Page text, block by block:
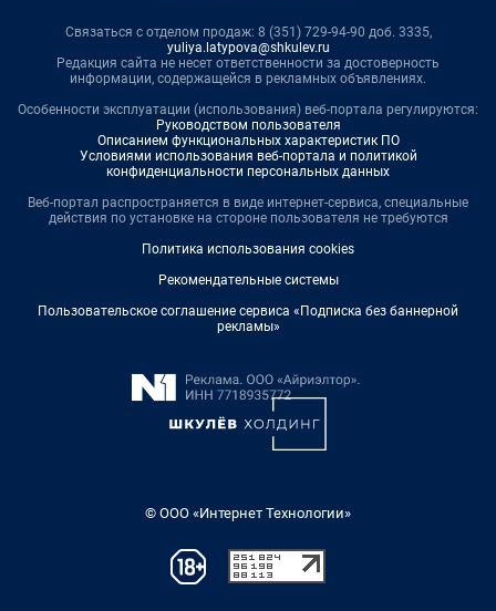
Связаться с отделом продаж: 8 (351) 729-94-90 доб. 3335,
yuliya.latypova@shkulev.ru
Редакция сайта не несет ответственности за достоверность
информации, содержащейся в рекламных объявлениях.
Особенности эксплуатации (использования) веб-портала регулируются:
Руководством пользователя
Описанием функциональных характеристик ПО
Условиями использования веб-портала и политикой
конфиденциальности персональных данных
Веб-портал распространяется в виде интернет-сервиса, специальные
действия по установке на стороне пользователя не требуются
Политика использования cookies
Рекомендательные системы
Пользовательское соглашение сервиса «Подписка без баннерной
рекламы»
© ООО «Интернет Технологии»